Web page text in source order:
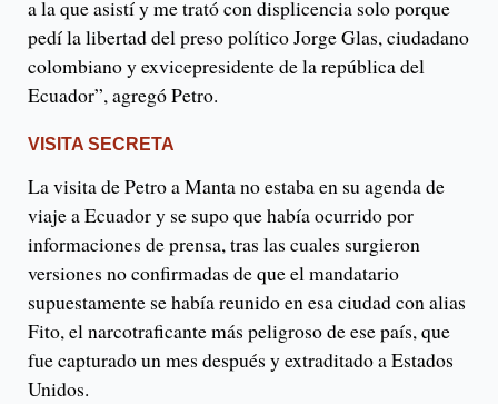
a la que asistí y me trató con displicencia solo porque
pedí la libertad del preso político Jorge Glas, ciudadano
colombiano y exvicepresidente de la república del
Ecuador”, agregó Petro.
VISITA SECRETA
La visita de Petro a Manta no estaba en su agenda de
viaje a Ecuador y se supo que había ocurrido por
informaciones de prensa, tras las cuales surgieron
versiones no confirmadas de que el mandatario
supuestamente se había reunido en esa ciudad con alias
Fito, el narcotraficante más peligroso de ese país, que
fue capturado un mes después y extraditado a Estados
Unidos.